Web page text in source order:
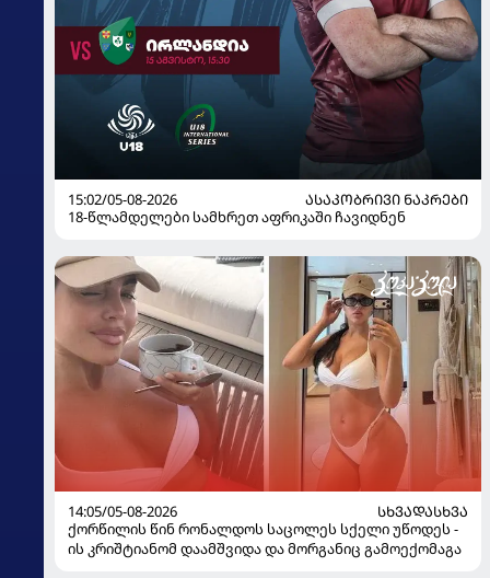
15:02/05-08-2026
ᲐᲡᲐᲙᲝᲑᲠᲘᲕᲘ ᲜᲐᲙᲠᲔᲑᲘ
18-წლამდელები სამხრეთ აფრიკაში ჩავიდნენ
14:05/05-08-2026
ᲡᲮᲕᲐᲓᲐᲡᲮᲕᲐ
ქორწილის წინ რონალდოს საცოლეს სქელი უწოდეს -
ის კრიშტიანომ დაამშვიდა და მორგანიც გამოექომაგა